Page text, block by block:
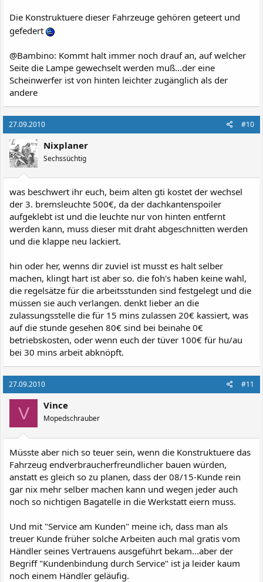
Die Konstruktuere dieser Fahrzeuge gehören geteert und
gefedert
@Bambino: Kommt halt immer noch drauf an, auf welcher
Seite die Lampe gewechselt werden muß...der eine
Scheinwerfer ist von hinten leichter zugänglich als der
andere
27.09.2010 #10
Nixplaner
Sechssüchtig
was beschwert ihr euch, beim alten gti kostet der wechsel
der 3. bremsleuchte 500€, da der dachkantenspoiler
aufgeklebt ist und die leuchte nur von hinten entfernt
werden kann, muss dieser mit draht abgeschnitten werden
und die klappe neu lackiert.
hin oder her, wenns dir zuviel ist musst es halt selber
machen, klingt hart ist aber so. die foh's haben keine wahl,
die regelsätze für die arbeitsstunden sind festgelegt und die
müssen sie auch verlangen. denkt lieber an die
zulassungsstelle die für 15 mins zulassen 20€ kassiert, was
auf die stunde gesehen 80€ sind bei beinahe 0€
betriebskosten, oder wenn euch der tüver 100€ für hu/au
bei 30 mins arbeit abknöpft.
27.09.2010 #11
V Vince
Mopedschrauber
Müsste aber nich so teuer sein, wenn die Konstruktuere das
Fahrzeug endverbraucherfreundlicher bauen würden,
anstatt es gleich so zu planen, dass der 08/15-Kunde rein
gar nix mehr selber machen kann und wegen jeder auch
noch so nichtigen Bagatelle in die Werkstatt eiern muss.
Und mit "Service am Kunden" meine ich, dass man als
treuer Kunde früher solche Arbeiten auch mal gratis vom
Händler seines Vertrauens ausgeführt bekam...aber der
Begriff "Kundenbindung durch Service" ist ja leider kaum
noch einem Händler geläufig.